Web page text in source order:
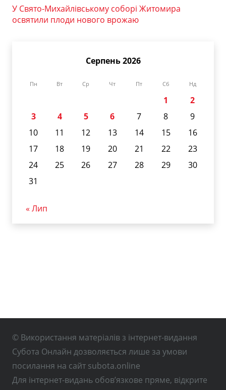
У Свято-Михайлівському соборі Житомира
освятили плоди нового врожаю
Серпень 2026
Пн Вт Ср Чт Пт Сб Нд
1
2
3
4 5 6 7 8
9
10
11 12 13 14 15
16
17
18 19 20 21 22
23
24
25 26 27 28 29
30
31
« Лип
© Використання матеріалів з інтернет-видання
Субота Онлайн дозволяється лише за умови
посилання на сайт subota.online
Для інтернет-видань обов’язкове пряме, відкрите